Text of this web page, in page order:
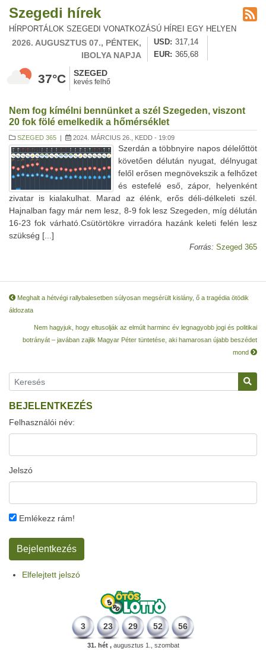
Szegedi hírek
HÍRPORTÁLOK SZEGEDI VONATKOZÁSÚ HÍREI EGY HELYEN
2026. AUGUSZTUS 07., PÉNTEK,
IBOLYA NAPJA
USD
317,14
EUR
365,68
37°C SZEGED
kevés felhő
Nem fog kímélni bennünket a szél Szegeden, viszont
20 fok fölé emelkedik a hőmérséklet
SZEGED 365 | 2024. MÁRCIUS 26., KEDD - 19:09
Szerdán a többnyire napos délelőttöt
követően délután nyugat, délnyugat
felől erősen megnövekszik a felhőzet
és estefelé eső, zápor, helyenként
zivatar is kialakulhat. Marad az élénk, erős déli-délkeleti szél.
Hajnalban fagy már nem lesz, 8-9 fok lesz Szegeden, míg délután
16-23 fok várható.Csütörtökre virradóra hazánk keleti felén lesz
szükség [...]
Forrás: Szeged 365
Meghalt a hétvégi rallybalesetben súlyosan megsérült kislány, ő a tragédia ötödik
áldozata
Nem hagyjuk, hogy eltusolják az elmúlt harminc év legnagyobb jogi és politikai
botrányát – javában zajlik Magyar Péter tüntetése, aki hamarosan újabb beszédet
mond
BEJELENTKEZÉS
Felhasználói név:
Jelszó
Emlékezz rám!
Elfelejtett jelszó
3 23 29 52 56
31. hét ,augusztus 1., szombat